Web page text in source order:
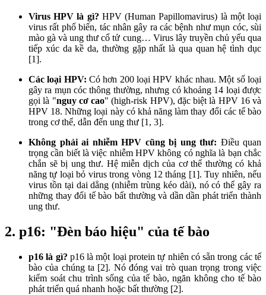
Virus HPV là gì? HPV (Human Papillomavirus) là một loại
virus rất phổ biến, tác nhân gây ra các bệnh như mụn cóc, sùi
mào gà và ung thư cổ tử cung… Virus lây truyền chủ yếu qua
tiếp xúc da kề da, thường gặp nhất là qua quan hệ tình dục
[1].
Các loại HPV: Có hơn 200 loại HPV khác nhau. Một số loại
gây ra mụn cóc thông thường, nhưng có khoảng 14 loại được
gọi là "nguy cơ cao" (high-risk HPV), đặc biệt là HPV 16 và
HPV 18. Những loại này có khả năng làm thay đổi các tế bào
trong cơ thể, dẫn đến ung thư [1, 3].
Không phải ai nhiễm HPV cũng bị ung thư: Điều quan
trọng cần biết là việc nhiễm HPV không có nghĩa là bạn chắc
chắn sẽ bị ung thư. Hệ miễn dịch của cơ thể thường có khả
năng tự loại bỏ virus trong vòng 12 tháng [1]. Tuy nhiên, nếu
virus tồn tại dai dẳng (nhiễm trùng kéo dài), nó có thể gây ra
những thay đổi tế bào bất thường và dần dần phát triển thành
ung thư.
2. p16: "Đèn báo hiệu" của tế bào
p16 là gì? p16 là một loại protein tự nhiên có sẵn trong các tế
bào của chúng ta [2]. Nó đóng vai trò quan trọng trong việc
kiểm soát chu trình sống của tế bào, ngăn không cho tế bào
phát triển quá nhanh hoặc bất thường [2].